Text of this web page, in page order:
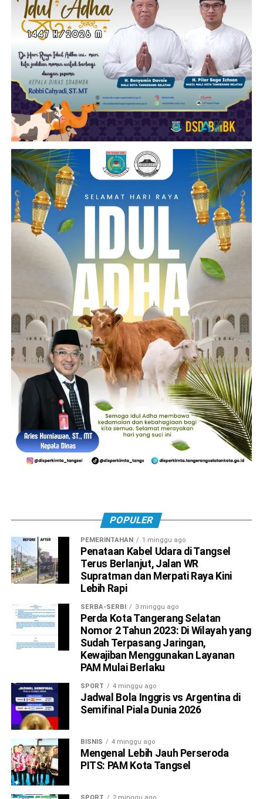
POPULER
PEMERINTAHAN 1 minggu ago
Penataan Kabel Udara di Tangsel
Terus Berlanjut, Jalan WR
Supratman dan Merpati Raya Kini
Lebih Rapi
SERBA-SERBI 3 minggu ago
Perda Kota Tangerang Selatan
Nomor 2 Tahun 2023: Di Wilayah yang
Sudah Terpasang Jaringan,
Kewajiban Menggunakan Layanan
PAM Mulai Berlaku
SPORT 4 minggu ago
Jadwal Bola Inggris vs Argentina di
Semifinal Piala Dunia 2026
BISNIS 4 minggu ago
Mengenal Lebih Jauh Perseroda
PITS: PAM Kota Tangsel